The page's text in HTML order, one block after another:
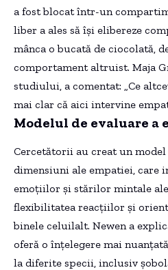
a fost blocat într-un
liber a ales să își elibereze
mânca o bucată de ciocolată,
comportament altruist. Maja
studiului, a comentat: „Ce
mai clar că aici intervine
Modelul de evaluare a
Cercetătorii au creat un
dimensiuni ale empatiei, care
emoțiilor și stărilor mintale
flexibilitatea reacțiilor și
binele celuilalt. Newen a
oferă o înțelegere mai
la diferite specii, inclusiv